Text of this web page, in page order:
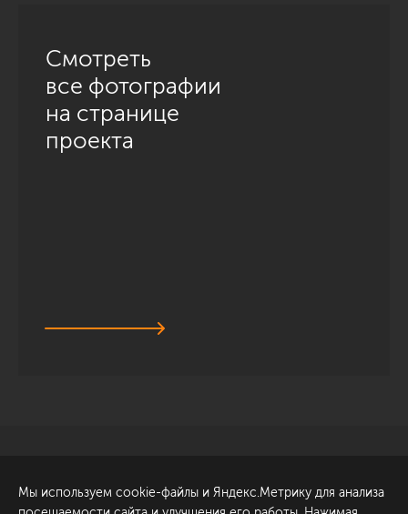
Смотреть
все фотографии
на странице
проекта
Обсудить проект
ул. Академика Павлова, 6
Мы используем cookie-файлы и Яндекс.Метрику для анализа